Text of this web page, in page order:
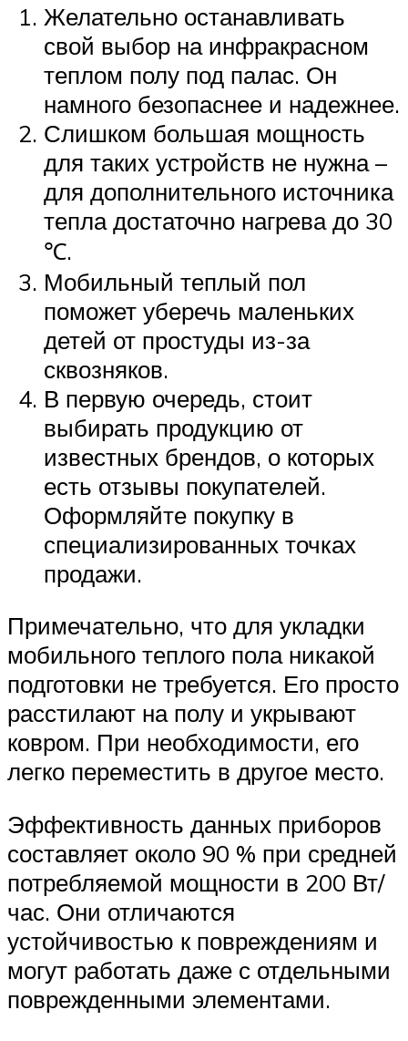
Желательно останавливать
свой выбор на инфракрасном
теплом полу под палас. Он
намного безопаснее и надежнее.
Слишком большая мощность
для таких устройств не нужна –
для дополнительного источника
тепла достаточно нагрева до 30
℃.
Мобильный теплый пол
поможет уберечь маленьких
детей от простуды из-за
сквозняков.
В первую очередь, стоит
выбирать продукцию от
известных брендов, о которых
есть отзывы покупателей.
Оформляйте покупку в
специализированных точках
продажи.
Примечательно, что для укладки
мобильного теплого пола никакой
подготовки не требуется. Его просто
расстилают на полу и укрывают
ковром. При необходимости, его
легко переместить в другое место.
Эффективность данных приборов
составляет около 90 % при средней
потребляемой мощности в 200 Вт/
час. Они отличаются
устойчивостью к повреждениям и
могут работать даже с отдельными
поврежденными элементами.